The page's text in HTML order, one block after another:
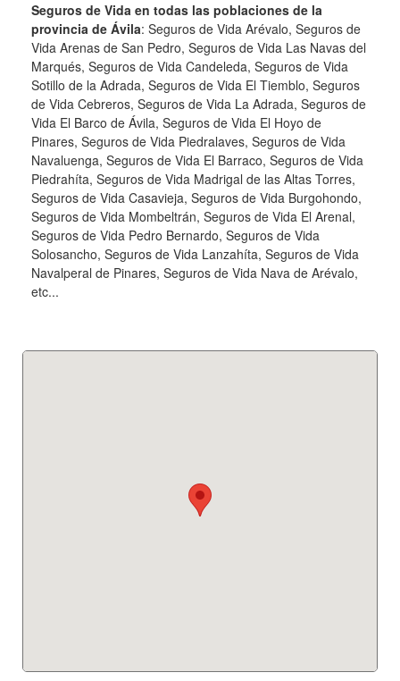
Seguros de Vida en todas las poblaciones de la
provincia de Ávila: Seguros de Vida Arévalo, Seguros de
Vida Arenas de San Pedro, Seguros de Vida Las Navas del
Marqués, Seguros de Vida Candeleda, Seguros de Vida
Sotillo de la Adrada, Seguros de Vida El Tiemblo, Seguros
de Vida Cebreros, Seguros de Vida La Adrada, Seguros de
Vida El Barco de Ávila, Seguros de Vida El Hoyo de
Pinares, Seguros de Vida Piedralaves, Seguros de Vida
Navaluenga, Seguros de Vida El Barraco, Seguros de Vida
Piedrahíta, Seguros de Vida Madrigal de las Altas Torres,
Seguros de Vida Casavieja, Seguros de Vida Burgohondo,
Seguros de Vida Mombeltrán, Seguros de Vida El Arenal,
Seguros de Vida Pedro Bernardo, Seguros de Vida
Solosancho, Seguros de Vida Lanzahíta, Seguros de Vida
Navalperal de Pinares, Seguros de Vida Nava de Arévalo,
etc...